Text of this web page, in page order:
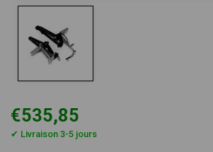
€535,85
✔ Livraison 3-5 jours